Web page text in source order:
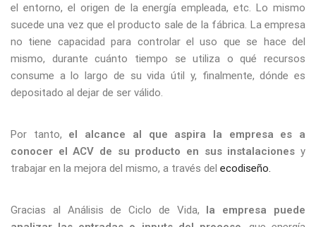
el entorno, el origen de la energía empleada, etc. Lo mismo
sucede una vez que el producto sale de la fábrica. La empresa
no tiene capacidad para controlar el uso que se hace del
mismo, durante cuánto tiempo se utiliza o qué recursos
consume a lo largo de su vida útil y, finalmente, dónde es
depositado al dejar de ser válido.
Por tanto, el alcance al que aspira la empresa es a
conocer el ACV de su producto en sus instalaciones y
trabajar en la mejora del mismo, a través del ecodiseño.
Gracias al Análisis de Ciclo de Vida, la empresa puede